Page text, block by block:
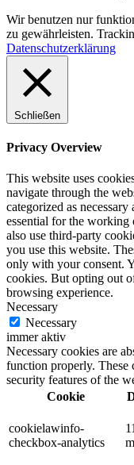
Wir benutzen nur
zu gewährleisten.
Datenschutzerklärung
Schließen
Privacy Overview
This website uses
navigate through the
categorized as
essential for the working
also use third-party
you use this website.
only with your consent.
cookies. But opting out
browsing experience.
Necessary
Necessary
immer aktiv
Necessary cookies are
function properly. These
security features of the
Cookie
cookielawinfo-
checkbox-analytics